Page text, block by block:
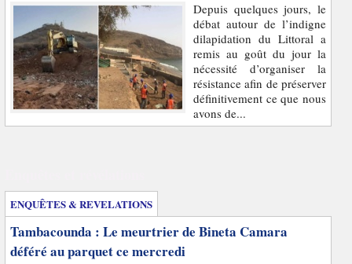
Depuis quelques jours, le
débat autour de l’indigne
dilapidation du Littoral a
remis au goût du jour la
nécessité d’organiser la
résistance afin de préserver
définitivement ce que nous
avons de...
ENQUÊTES & REVELATIONS
Tambacounda : Le meurtrier de Bineta Camara
déféré au parquet ce mercredi